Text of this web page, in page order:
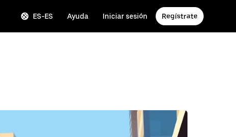
ES-ES Ayuda Iniciar sesión Regístrate